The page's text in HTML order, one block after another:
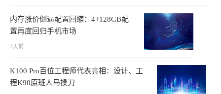
内存涨价倒逼配置回缩：4+128GB配
置再度回归手机市场
1天前
K100 Pro百位工程师代表亮相：设计、工
程K90原班人马操刀